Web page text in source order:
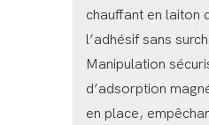
chauffant en laiton
l’adhésif sans
Manipulation
d’adsorption
en place,